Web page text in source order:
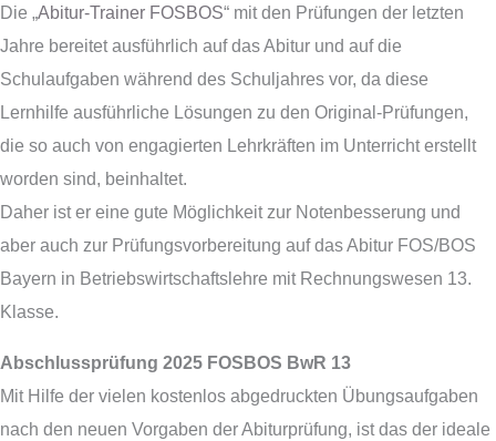
Die „Abitur-Trainer FOSBOS“ mit den Prüfungen der letzten
Jahre bereitet ausführlich auf das Abitur und auf die
Schulaufgaben während des Schuljahres vor, da diese
Lernhilfe ausführliche Lösungen zu den Original-Prüfungen,
die so auch von engagierten Lehrkräften im Unterricht erstellt
worden sind, beinhaltet.
Daher ist er eine gute Möglichkeit zur Notenbesserung und
aber auch zur Prüfungsvorbereitung auf das Abitur FOS/BOS
Bayern in Betriebswirtschaftslehre mit Rechnungswesen 13.
Klasse.
Abschlussprüfung 2025 FOSBOS BwR 13
Mit Hilfe der vielen kostenlos abgedruckten Übungsaufgaben
nach den neuen Vorgaben der Abiturprüfung, ist das der ideale